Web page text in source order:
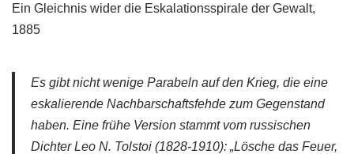
Ein Gleichnis wider die Eskalationsspirale der Gewalt,
1885
Es gibt nicht wenige Parabeln auf den Krieg, die eine
eskalierende Nachbarschaftsfehde zum Gegenstand
haben. Eine frühe Version stammt vom russischen
Dichter Leo N. Tolstoi (1828-1910): „Lösche das Feuer,